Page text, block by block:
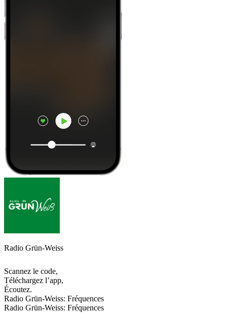
Radio Grün-Weiss
Scannez le code,
Téléchargez l’app,
Écoutez.
Radio Grün-Weiss: Fréquences
Radio Grün-Weiss: Fréquences